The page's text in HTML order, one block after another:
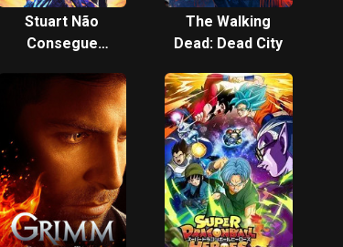
Stuart Não
Consegue
Universo
The Walking
Dead: Dead City